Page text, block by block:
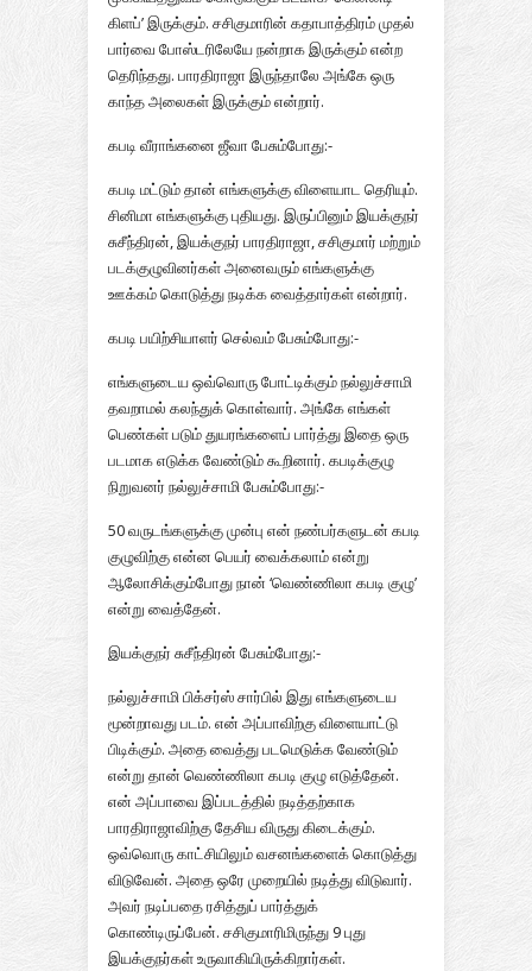
கிளப்’ இருக்கும். சசிகுமாரின் கதாபாத்திரம் முதல்
பார்வை போஸ்டரிலேயே நன்றாக இருக்கும் என்ற
தெரிந்தது. பாரதிராஜா இருந்தாலே அங்கே ஒரு
காந்த அலைகள் இருக்கும் என்றார்.
கபடி வீராங்கனை ஜீவா பேசும்போது:-
கபடி மட்டும் தான் எங்களுக்கு விளையாட தெரியும்.
சினிமா எங்களுக்கு புதியது. இருப்பினும் இயக்குநர்
சுசீந்திரன், இயக்குநர் பாரதிராஜா, சசிகுமார் மற்றும்
படக்குழுவினர்கள் அனைவரும் எங்களுக்கு
ஊக்கம் கொடுத்து நடிக்க வைத்தார்கள் என்றார்.
கபடி பயிற்சியாளர் செல்வம் பேசும்போது:-
எங்களுடைய ஒவ்வொரு போட்டிக்கும் நல்லுச்சாமி
தவறாமல் கலந்துக் கொள்வார். அங்கே எங்கள்
பெண்கள் படும் துயரங்களைப் பார்த்து இதை ஒரு
படமாக எடுக்க வேண்டும் கூறினார். கபடிக்குழு
நிறுவனர் நல்லுச்சாமி பேசும்போது:-
50 வருடங்களுக்கு முன்பு என் நண்பர்களுடன் கபடி
குழுவிற்கு என்ன பெயர் வைக்கலாம் என்று
ஆலோசிக்கும்போது நான் ‘வெண்ணிலா கபடி குழு’
என்று வைத்தேன்.
இயக்குநர் சுசீந்திரன் பேசும்போது:-
நல்லுச்சாமி பிக்சர்ஸ் சார்பில் இது எங்களுடைய
மூன்றாவது படம். என் அப்பாவிற்கு விளையாட்டு
பிடிக்கும். அதை வைத்து படமெடுக்க வேண்டும்
என்று தான் வெண்ணிலா கபடி குழு எடுத்தேன்.
என் அப்பாவை இப்படத்தில் நடித்தற்காக
பாரதிராஜாவிற்கு தேசிய விருது கிடைக்கும்.
ஒவ்வொரு காட்சியிலும் வசனங்களைக் கொடுத்து
விடுவேன். அதை ஒரே முறையில் நடித்து விடுவார்.
அவர் நடிப்பதை ரசித்துப் பார்த்துக்
கொண்டிருப்பேன். சசிகுமாரிமிருந்து 9 புது
இயக்குநர்கள் உருவாகியிருக்கிறார்கள்.